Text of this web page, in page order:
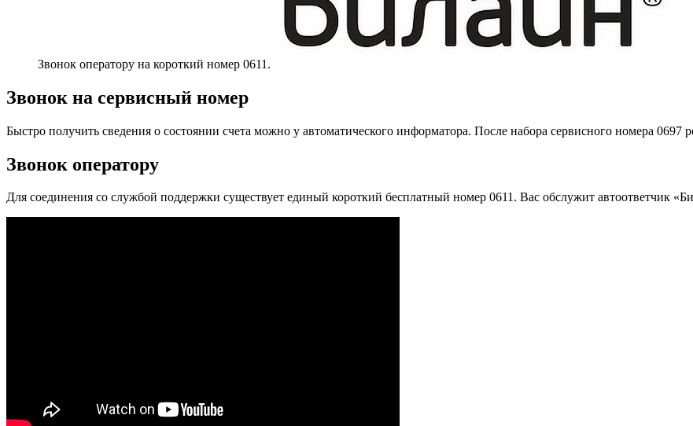
Звонок оператору на короткий номер 0611.
Звонок на сервисный номер
Быстро получить сведения о состоянии счета можно у автоматического информатора. После набора сервисного номера 0697
Звонок оператору
Для соединения со службой поддержки существует единый короткий бесплатный номер 0611. Вас обслужит автоответчик